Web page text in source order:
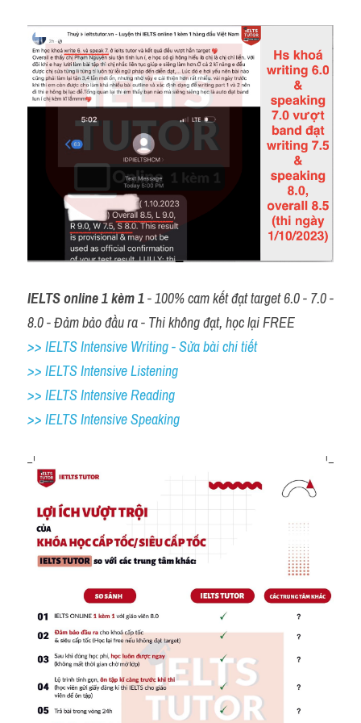
IELTS online 1 kèm 1 - 100% cam kết đạt target 6.0 - 7.0 -
8.0 - Đảm bảo đầu ra - Thi không đạt, học lại FREE
>> IELTS Intensive Writing - Sửa bài chi tiết
>> IELTS Intensive Listening
>> IELTS Intensive Reading
>> IELTS Intensive Speaking